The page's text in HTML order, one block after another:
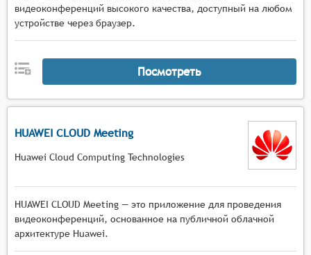
видеоконференций высокого качества, доступный на любом
устройстве через браузер.
Посмотреть
HUAWEI CLOUD Meeting
Huawei Cloud Computing Technologies
HUAWEI CLOUD Meeting — это приложение для проведения
видеоконференций, основанное на публичной облачной
архитектуре Huawei.